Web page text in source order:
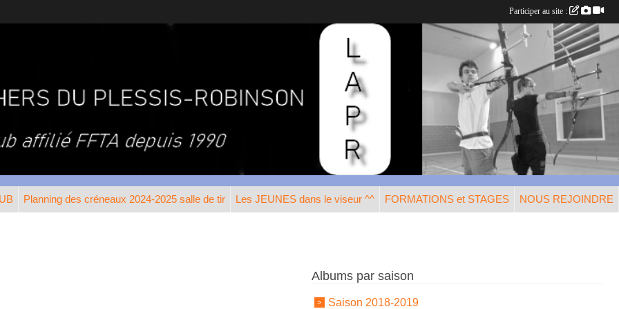
Planning des créneaux 2024-2025 salle de tir Les JEUNES dans le viseur ^^ FORMATIONS et STAGES NOUS REJOINDRE
Albums par saison
Saison 2018-2019
Participer au site :